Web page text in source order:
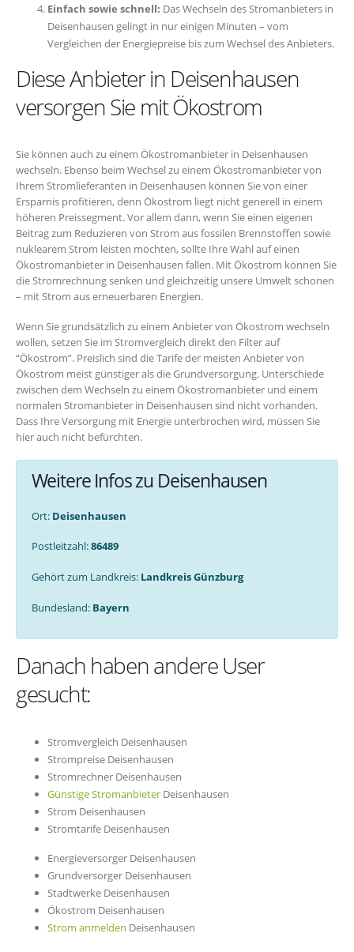
Einfach sowie schnell: Das Wechseln des Stromanbieters in
Deisenhausen gelingt in nur einigen Minuten – vom
Vergleichen der Energiepreise bis zum Wechsel des Anbieters.
Diese Anbieter in Deisenhausen
versorgen Sie mit Ökostrom
Sie können auch zu einem Ökostromanbieter in Deisenhausen
wechseln. Ebenso beim Wechsel zu einem Ökostromanbieter von
Ihrem Stromlieferanten in Deisenhausen können Sie von einer
Ersparnis profitieren, denn Ökostrom liegt nicht generell in einem
höheren Preissegment. Vor allem dann, wenn Sie einen eigenen
Beitrag zum Reduzieren von Strom aus fossilen Brennstoffen sowie
nuklearem Strom leisten möchten, sollte Ihre Wahl auf einen
Ökostromanbieter in Deisenhausen fallen. Mit Ökostrom können Sie
die Stromrechnung senken und gleichzeitig unsere Umwelt schonen
– mit Strom aus erneuerbaren Energien.
Wenn Sie grundsätzlich zu einem Anbieter von Ökostrom wechseln
wollen, setzen Sie im Stromvergleich direkt den Filter auf
“Ökostrom”. Preislich sind die Tarife der meisten Anbieter von
Ökostrom meist günstiger als die Grundversorgung. Unterschiede
zwischen dem Wechseln zu einem Ökostromanbieter und einem
normalen Stromanbieter in Deisenhausen sind nicht vorhanden.
Dass Ihre Versorgung mit Energie unterbrochen wird, müssen Sie
hier auch nicht befürchten.
Weitere Infos zu Deisenhausen
Ort: Deisenhausen
Postleitzahl:86489
Gehört zum Landkreis: Landkreis Günzburg
Bundesland: Bayern
Danach haben andere User
gesucht:
Stromvergleich Deisenhausen
Strompreise Deisenhausen
Stromrechner Deisenhausen
Günstige Stromanbieter Deisenhausen
Strom Deisenhausen
Stromtarife Deisenhausen
Energieversorger Deisenhausen
Grundversorger Deisenhausen
Stadtwerke Deisenhausen
Ökostrom Deisenhausen
Strom anmelden Deisenhausen